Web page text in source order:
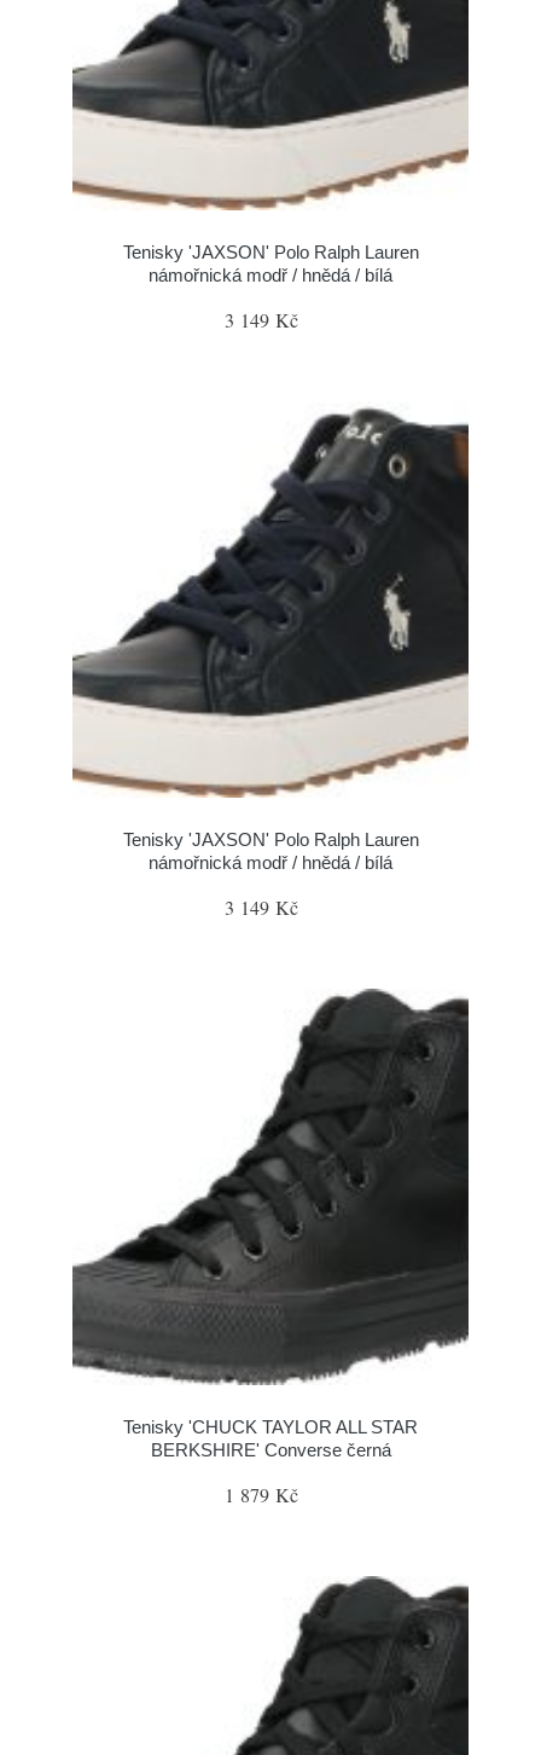
Tenisky 'JAXSON' Polo Ralph Lauren
námořnická modř / hnědá / bílá
3 149 Kč
Tenisky 'JAXSON' Polo Ralph Lauren
námořnická modř / hnědá / bílá
3 149 Kč
Tenisky 'CHUCK TAYLOR ALL STAR
BERKSHIRE' Converse černá
1 879 Kč